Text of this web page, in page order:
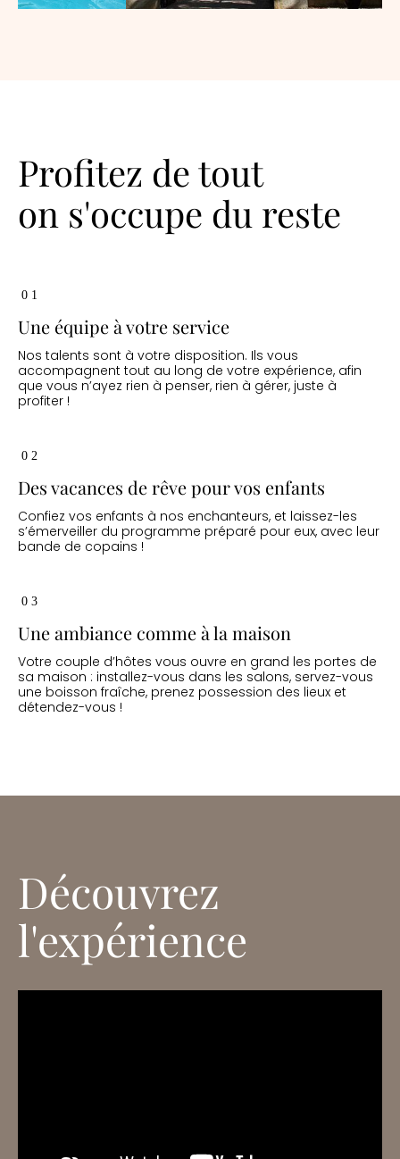
Profitez de tout
on s'occupe du reste
01
Une équipe à votre service
Nos talents sont à votre disposition. Ils vous
accompagnent tout au long de votre expérience, afin
que vous n’ayez rien à penser, rien à gérer, juste à
profiter !
02
Des vacances de rêve pour vos enfants
Confiez vos enfants à nos enchanteurs, et laissez-les
s’émerveiller du programme préparé pour eux, avec leur
bande de copains !
03
Une ambiance comme à la maison
Votre couple d’hôtes vous ouvre en grand les portes de
sa maison : installez-vous dans les salons, servez-vous
une boisson fraîche, prenez possession des lieux et
détendez-vous !
Découvrez
l'expérience